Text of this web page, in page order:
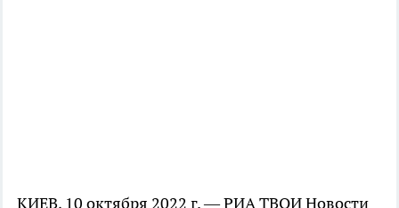
КИЕВ, 10 октября 2022 г. — РИА ТВОИ Новости